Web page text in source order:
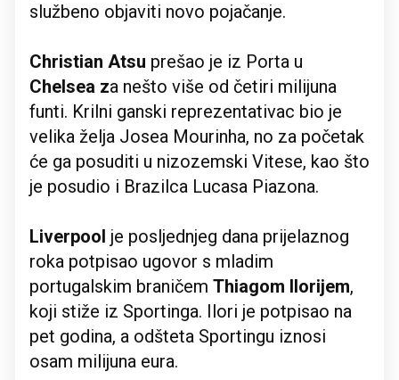
službeno objaviti novo pojačanje.
Christian Atsu prešao je iz Porta u
Chelsea za nešto više od četiri milijuna
funti. Krilni ganski reprezentativac bio je
velika želja Josea Mourinha, no za početak
će ga posuditi u nizozemski Vitese, kao što
je posudio i Brazilca Lucasa Piazona.
Liverpool je posljednjeg dana prijelaznog
roka potpisao ugovor s mladim
portugalskim braničem Thiagom Ilorijem,
koji stiže iz Sportinga. Ilori je potpisao na
pet godina, a odšteta Sportingu iznosi
osam milijuna eura.